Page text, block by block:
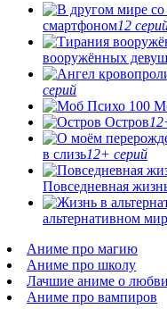
смартфоном12
вооружённых
серий
Остров
в слизь12+ серий
Повседневная
альтернативном
Аниме про магию
Аниме про школу
Лачшие аниме о любви
Аниме про вампиров